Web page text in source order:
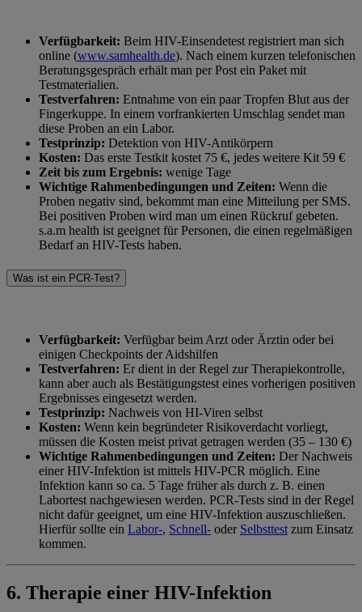
Verfügbarkeit: Beim HIV-Einsendetest registriert man sich
online (www.samhealth.de). Nach einem kurzen telefonischen
Beratungsgespräch erhält man per Post ein Paket mit
Testmaterialien.
Testverfahren: Entnahme von ein paar Tropfen Blut aus der
Fingerkuppe. In einem vorfrankierten Umschlag sendet man
diese Proben an ein Labor.
Testprinzip: Detektion von HIV-Antikörpern
Kosten: Das erste Testkit kostet 75 €, jedes weitere Kit 59 €
Zeit bis zum Ergebnis: wenige Tage
Wichtige Rahmenbedingungen und Zeiten: Wenn die
Proben negativ sind, bekommt man eine Mitteilung per SMS.
Bei positiven Proben wird man um einen Rückruf gebeten.
s.a.m health ist geeignet für Personen, die einen regelmäßigen
Bedarf an HIV-Tests haben.
Was ist ein PCR-Test?
Verfügbarkeit: Verfügbar beim Arzt oder Ärztin oder bei
einigen Checkpoints der Aidshilfen
Testverfahren: Er dient in der Regel zur Therapiekontrolle,
kann aber auch als Bestätigungstest eines vorherigen positiven
Ergebnisses eingesetzt werden.
Testprinzip: Nachweis von HI-Viren selbst
Kosten: Wenn kein begründeter Risikoverdacht vorliegt,
müssen die Kosten meist privat getragen werden (35 – 130 €)
Wichtige Rahmenbedingungen und Zeiten: Der Nachweis
einer HIV-Infektion ist mittels HIV-PCR möglich. Eine
Infektion kann so ca. 5 Tage früher als durch z. B. einen
Labortest nachgewiesen werden. PCR-Tests sind in der Regel
nicht dafür geeignet, um eine HIV-Infektion auszuschließen.
Hierfür sollte ein Labor-, Schnell- oder Selbsttest zum Einsatz
kommen.
6. Therapie einer HIV-Infektion